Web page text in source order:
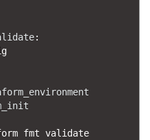
:
fmt validate